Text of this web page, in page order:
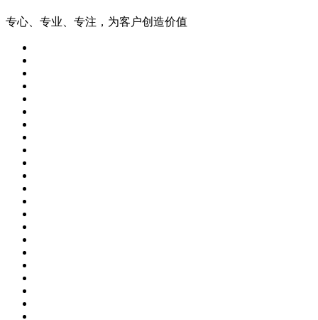
专心、专业、专注，为客户创造价值